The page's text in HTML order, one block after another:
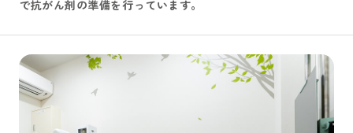
で抗がん剤の準備を行っています。